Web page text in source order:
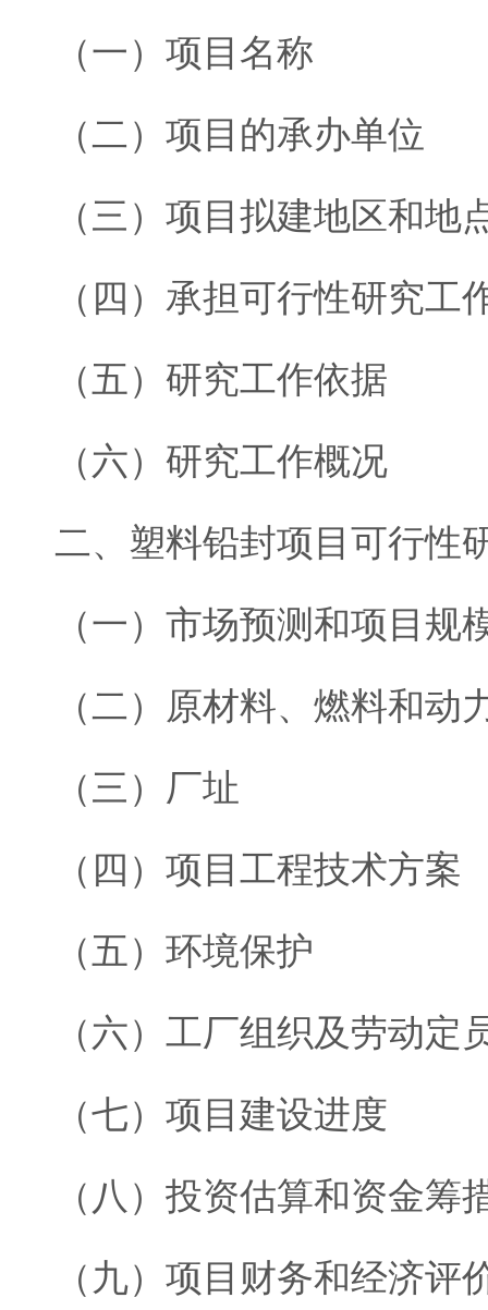
（一）项目名称
（二）项目的承办单位
（三）项目拟建地区和地
（四）承担可行性研究工
（五）研究工作依据
（六）研究工作概况
二、塑料铅封项目可行性
（一）市场预测和项目规
（二）原材料、燃料和动
（三）厂址
（四）项目工程技术方案
（五）环境保护
（六）工厂组织及劳动定
（七）项目建设进度
（八）投资估算和资金筹
（九）项目财务和经济评